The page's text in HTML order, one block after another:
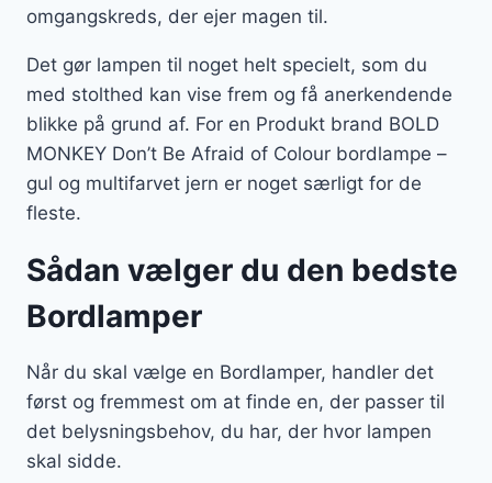
omgangskreds, der ejer magen til.
Det gør lampen til noget helt specielt, som du
med stolthed kan vise frem og få anerkendende
blikke på grund af. For en Produkt brand BOLD
MONKEY Don’t Be Afraid of Colour bordlampe –
gul og multifarvet jern er noget særligt for de
fleste.
Sådan vælger du den bedste
Bordlamper
Når du skal vælge en Bordlamper, handler det
først og fremmest om at finde en, der passer til
det belysningsbehov, du har, der hvor lampen
skal sidde.